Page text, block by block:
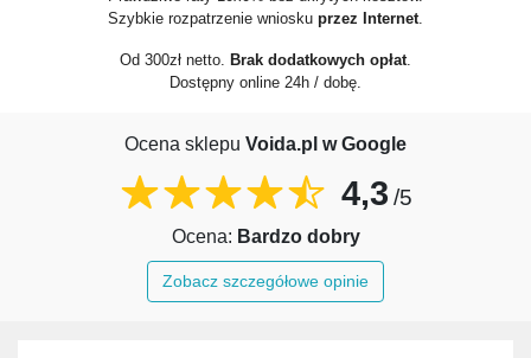
Szybkie rozpatrzenie wniosku przez Internet
Od 300zł netto. Brak dodatkowych opłat
Dostępny online 24h / dobę.
Ocena sklepu Voida.pl w Google
4,3 /5
Ocena: Bardzo dobry
Zobacz szczegółowe opinie